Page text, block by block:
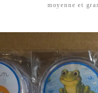
moyenne et